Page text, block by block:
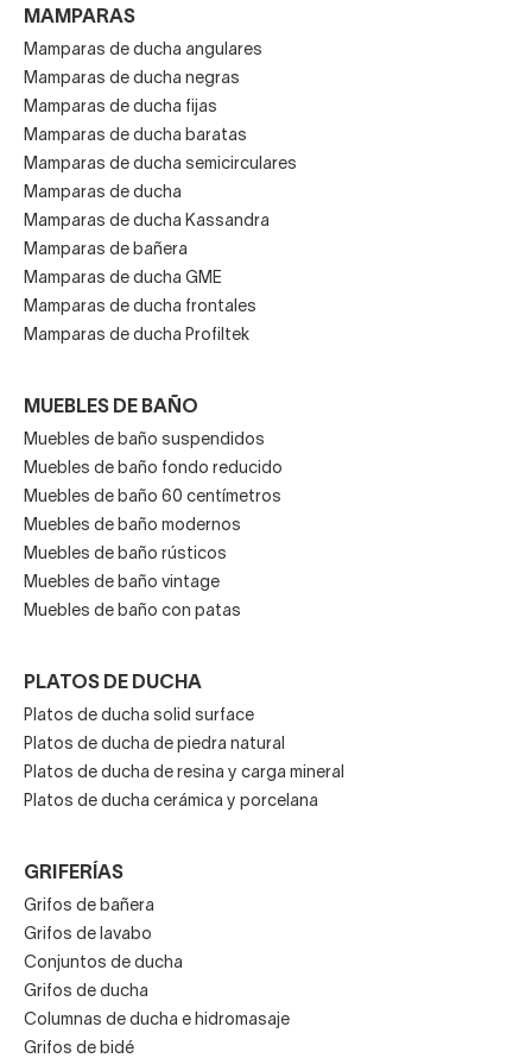
MAMPARAS
Mamparas de ducha angulares
Mamparas de ducha negras
Mamparas de ducha fijas
Mamparas de ducha baratas
Mamparas de ducha semicirculares
Mamparas de ducha
Mamparas de ducha Kassandra
Mamparas de bañera
Mamparas de ducha GME
Mamparas de ducha frontales
Mamparas de ducha Profiltek
MUEBLES DE BAÑO
Muebles de baño suspendidos
Muebles de baño fondo reducido
Muebles de baño 60 centímetros
Muebles de baño modernos
Muebles de baño rústicos
Muebles de baño vintage
Muebles de baño con patas
PLATOS DE DUCHA
Platos de ducha solid surface
Platos de ducha de piedra natural
Platos de ducha de resina y carga mineral
Platos de ducha cerámica y porcelana
GRIFERÍAS
Grifos de bañera
Grifos de lavabo
Conjuntos de ducha
Grifos de ducha
Columnas de ducha e hidromasaje
Grifos de bidé